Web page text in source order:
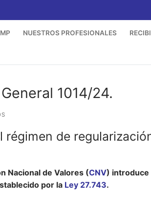
NUESTROS PROFESIONALES
1014/24.
de
Nacional de Valores (CNV) introduce
por la Ley 27.743.